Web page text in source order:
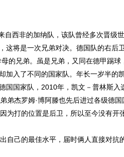
西非的加纳队，该队曾经多次晋级
这将是一次兄弟对决。德国队的右后
的兄弟。虽是兄弟，又同在德甲踢
加入了不同的国家队。年长一岁半的
国国家队，2010年，凯文－普林斯入
弟杰罗姆·博阿滕也先后进过各级德
为打的位置是后卫，所以至今没有开张
己的最佳水平，届时俩人直接对抗